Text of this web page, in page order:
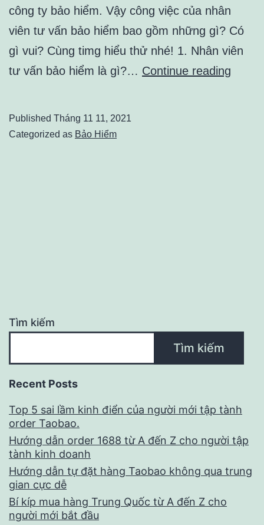
công ty bảo hiểm. Vậy công việc của nhân
viên tư vấn bảo hiểm bao gồm những gì? Có
gì vui? Cùng timg hiểu thử nhé! 1. Nhân viên
tư vấn bảo hiểm là gì?… Continue reading
Published Tháng 11 11, 2021
Categorized as Bảo Hiểm
Tìm kiếm
Tìm kiếm
Recent Posts
Top 5 sai lầm kinh điển của người mới tập tành
order Taobao.
Hướng dẫn order 1688 từ A đến Z cho người tập
tành kinh doanh
Hướng dẫn tự đặt hàng Taobao không qua trung
gian cực dễ
Bí kíp mua hàng Trung Quốc từ A đến Z cho
người mới bắt đầu